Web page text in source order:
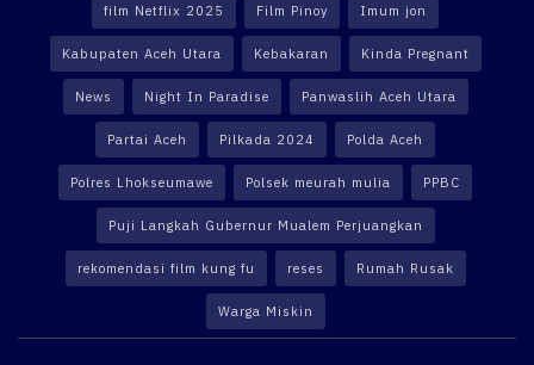
film Netflix 2025 Film Pinoy Imum jon
Kabupaten Aceh Utara Kebakaran Kinda Pregnant
News Night In Paradise Panwaslih Aceh Utara
Partai Aceh Pilkada 2024 Polda Aceh
Polres Lhokseumawe Polsek meurah mulia PPBC
Puji Langkah Gubernur Mualem Perjuangkan
rekomendasi film kung fu reses Rumah Rusak
Warga Miskin